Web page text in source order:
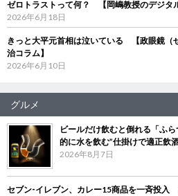
ゼロトラストって何？ 【岡嶋教授のデジタ
2026年6月18日
きっと大平元首相は泣いている 【政眼鏡（
治コラム】
2026年6月10日
グルメ
ビールだけ飲むと倒れる「ふ
的に水を飲む”仕掛けで適正飲
2026年8月7日
セブン‐イレブン、カレー15商品を一斉投入